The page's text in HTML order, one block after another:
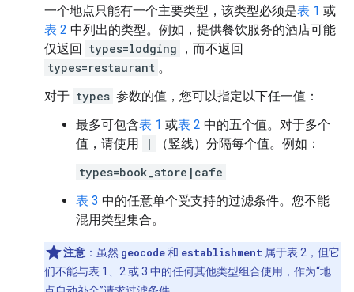
一个地点只能有一个主要类型，该类型必须是表 1 或
表 2 中列出的类型。 例如，提供餐饮服务的酒店可能
仅返回 types=lodging
，而不返回
types=restaurant 。
对于 types 参数的值，您可以指定以下任一值：
最多可包含表 1 或表 2 中的五个值。对于多个
值，请使用
|
（竖线）分隔每个值。例如：
types=book_store|cafe
表 3 中的任意单个受支持的过滤条件。您不能
混用类型集合。
注意 ：虽然 geocode和 establishment 属于表 2，但它
们不能与表 1、2 或 3 中的任何其他类型组合使用，作为“地